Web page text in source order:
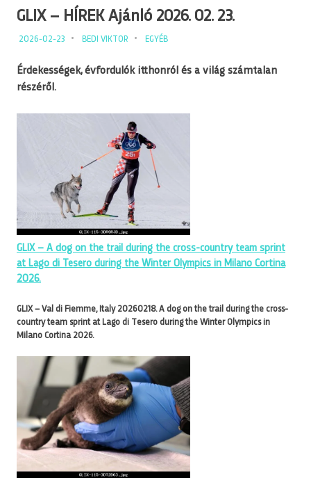
GLIX – HÍREK Ajánló 2026. 02. 23.
2026-02-23 BEDI VIKTOR EGYÉB
Érdekességek, évfordulók itthonról és a világ számtalan
részéről.
GLIX – A dog on the trail during the cross-country team sprint
at Lago di Tesero during the Winter Olympics in Milano Cortina
2026.
GLIX – Val di Fiemme, Italy 20260218. A dog on the trail during the cross-
country team sprint at Lago di Tesero during the Winter Olympics in
Milano Cortina 2026.